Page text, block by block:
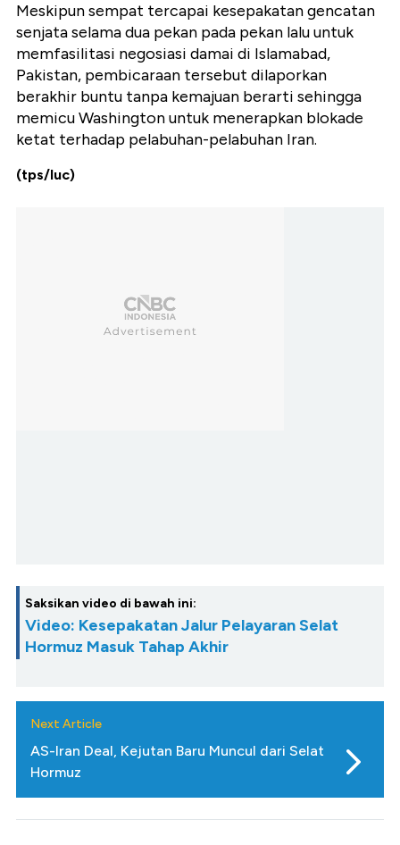
Meskipun sempat tercapai kesepakatan gencatan
senjata selama dua pekan pada pekan lalu untuk
memfasilitasi negosiasi damai di Islamabad,
Pakistan, pembicaraan tersebut dilaporkan
berakhir buntu tanpa kemajuan berarti sehingga
memicu Washington untuk menerapkan blokade
ketat terhadap pelabuhan-pelabuhan Iran.
(tps/luc)
Saksikan video di bawah ini:
Video: Kesepakatan Jalur Pelayaran Selat
Hormuz Masuk Tahap Akhir
Next Article
AS-Iran Deal, Kejutan Baru Muncul dari Selat
Hormuz